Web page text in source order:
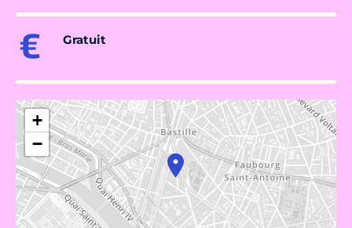
Gratuit
+
−